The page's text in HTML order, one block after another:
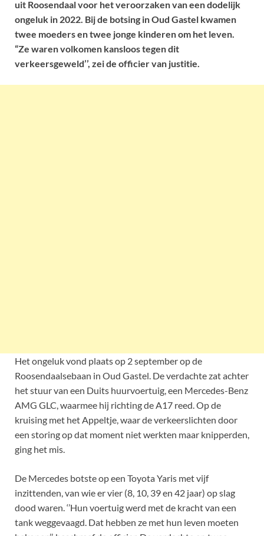
uit Roosendaal voor het veroorzaken van een dodelijk
ongeluk in 2022. Bij de botsing in Oud Gastel kwamen
twee moeders en twee jonge kinderen om het leven.
“Ze waren volkomen kansloos tegen dit
verkeersgeweld’’, zei de officier van justitie.
Het ongeluk vond plaats op 2 september op de
Roosendaalsebaan in Oud Gastel. De verdachte zat achter
het stuur van een Duits huurvoertuig, een Mercedes-Benz
AMG GLC, waarmee hij richting de A17 reed. Op de
kruising met het Appeltje, waar de verkeerslichten door
een storing op dat moment niet werkten maar knipperden,
ging het mis.
De Mercedes botste op een Toyota Yaris met vijf
inzittenden, van wie er vier (8, 10, 39 en 42 jaar) op slag
dood waren. ‘’Hun voertuig werd met de kracht van een
tank weggevaagd. Dat hebben ze met hun leven moeten